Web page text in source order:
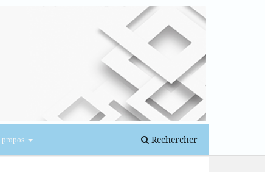
propos Rechercher
Se connecter